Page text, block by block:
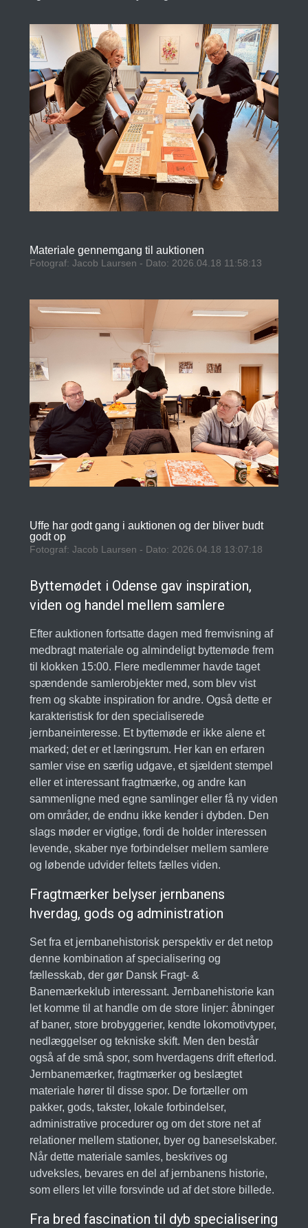
Materiale gennemgang til auktionen
Fotograf: Jacob Laursen - Dato: 2026.04.18 11:58:13
Uffe har godt gang i auktionen og der bliver budt
godt op
Fotograf: Jacob Laursen - Dato: 2026.04.18 13:07:18
Byttemødet i Odense gav inspiration,
viden og handel mellem samlere
Efter auktionen fortsatte dagen med fremvisning af
medbragt materiale og almindeligt byttemøde frem
til klokken 15:00. Flere medlemmer havde taget
spændende samlerobjekter med, som blev vist
frem og skabte inspiration for andre. Også dette er
karakteristisk for den specialiserede
jernbaneinteresse. Et byttemøde er ikke alene et
marked; det er et læringsrum. Her kan en erfaren
samler vise en særlig udgave, et sjældent stempel
eller et interessant fragtmærke, og andre kan
sammenligne med egne samlinger eller få ny viden
om områder, de endnu ikke kender i dybden. Den
slags møder er vigtige, fordi de holder interessen
levende, skaber nye forbindelser mellem samlere
og løbende udvider feltets fælles viden.
Fragtmærker belyser jernbanens
hverdag, gods og administration
Set fra et jernbanehistorisk perspektiv er det netop
denne kombination af specialisering og
fællesskab, der gør Dansk Fragt- &
Banemærkeklub interessant. Jernbanehistorie kan
let komme til at handle om de store linjer: åbninger
af baner, store brobyggerier, kendte lokomotivtyper,
nedlæggelser og tekniske skift. Men den består
også af de små spor, som hverdagens drift efterlod.
Jernbanemærker, fragtmærker og beslægtet
materiale hører til disse spor. De fortæller om
pakker, gods, takster, lokale forbindelser,
administrative procedurer og om det store net af
relationer mellem stationer, byer og baneselskaber.
Når dette materiale samles, beskrives og
udveksles, bevares en del af jernbanens historie,
som ellers let ville forsvinde ud af det store billede.
Fra bred fascination til dyb specialisering